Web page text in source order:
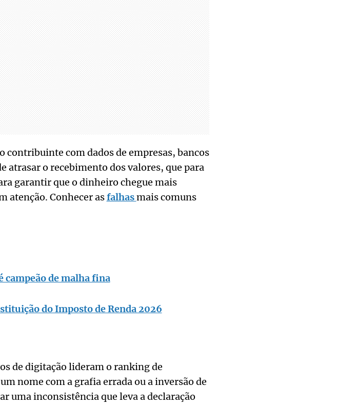
contribuinte com dados de empresas, bancos
atrasar o recebimento dos valores, que para
garantir que o dinheiro chegue mais
atenção. Conhecer asfalhasmais comuns
campeão de malha fina
do Imposto de Renda 2026
de digitação lideram o ranking de
nome com a grafia errada ou a inversão de
uma inconsistência que leva a declaração